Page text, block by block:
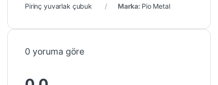
Pirinç yuvarlak çubuk
Marka: Pio Metal
0 yoruma göre